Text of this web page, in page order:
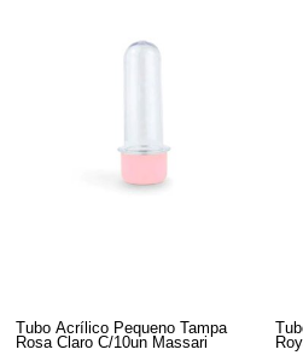
Tubo Acrílico Pequeno Tampa
Rosa Claro C/10un Massari